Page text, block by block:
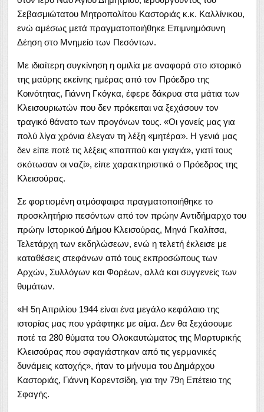
Σεβασμιώτατου Μητροπολίτου Καστοριάς κ.κ. Καλλίνικου,
ενώ αμέσως μετά πραγματοποιήθηκε Επιμνημόσυνη
Δέηση στο Μνημείο των Πεσόντων.
Με ιδιαίτερη συγκίνηση η ομιλία με αναφορά στο ιστορικό
της μαύρης εκείνης ημέρας από τον Πρόεδρο της
Κοινότητας, Γιάννη Γκόγκα, έφερε δάκρυα στα μάτια των
Κλεισουριωτών που δεν πρόκειται να ξεχάσουν τον
τραγικό θάνατο των προγόνων τους. «Οι γονείς μας για
πολύ λίγα χρόνια έλεγαν τη λέξη «μητέρα». Η γενιά μας
δεν είπε ποτέ τις λέξεις «παππού και γιαγιά», γιατί τους
σκότωσαν οι ναζί», είπε χαρακτηριστικά ο Πρόεδρος της
Κλεισούρας.
Σε φορτισμένη ατμόσφαιρα πραγματοποιήθηκε το
προσκλητήριο πεσόντων από τον πρώην Αντιδήμαρχο του
πρώην Ιστορικού Δήμου Κλεισούρας, Μηνά Γκαλίτσα,
Τελετάρχη των εκδηλώσεων, ενώ η τελετή έκλεισε με
καταθέσεις στεφάνων από τους εκπροσώπους των
Αρχών, Συλλόγων και Φορέων, αλλά και συγγενείς των
θυμάτων.
«Η 5η Απριλίου 1944 είναι ένα μεγάλο κεφάλαιο της
ιστορίας μας που γράφτηκε με αίμα. Δεν θα ξεχάσουμε
ποτέ τα 280 θύματα του Ολοκαυτώματος της Μαρτυρικής
Κλεισούρας που σφαγιάστηκαν από τις γερμανικές
δυνάμεις κατοχής», ήταν το μήνυμα του Δημάρχου
Καστοριάς, Γιάννη Κορεντσίδη, για την 79η Επέτειο της
Σφαγής.